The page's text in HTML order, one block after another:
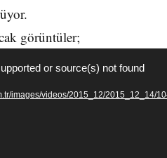
görüntüler;
or source(s) not found
images/videos/2015_12/2015_12_14/